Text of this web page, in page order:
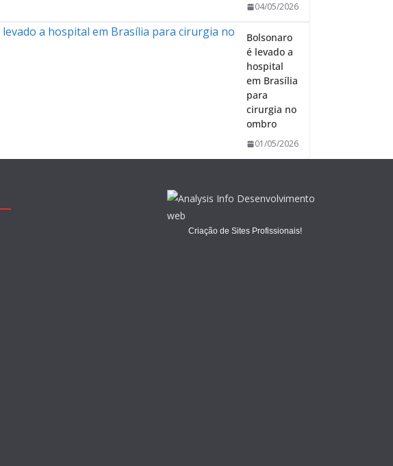
04/05/2026
Bolsonaro
é levado a
hospital
em Brasília
para
cirurgia no
ombro
01/05/2026
Criação de Sites Profissionais!